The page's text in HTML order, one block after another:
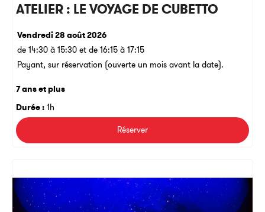
ATELIER : LE VOYAGE DE CUBETTO
Vendredi 28 août 2026
de 14:30 à 15:30 et de 16:15 à 17:15
Payant, sur réservation (ouverte un mois avant la date).
Durée : 1h
7 ans et plus
Réserver